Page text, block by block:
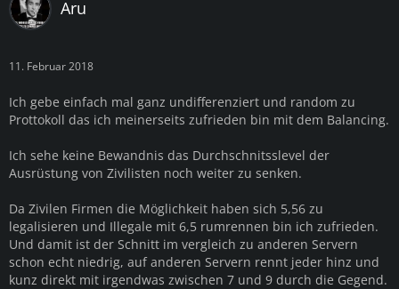
Aru
11. Februar 2018
Ich gebe einfach mal ganz undifferenziert und random zu
Prottokoll das ich meinerseits zufrieden bin mit dem Balancing.
Ich sehe keine Bewandnis das Durchschnitsslevel der
Ausrüstung von Zivilisten noch weiter zu senken.
Da Zivilen Firmen die Möglichkeit haben sich 5,56 zu
legalisieren und Illegale mit 6,5 rumrennen bin ich zufrieden.
Und damit ist der Schnitt im vergleich zu anderen Servern
schon echt niedrig, auf anderen Servern rennt jeder hinz und
kunz direkt mit irgendwas zwischen 7 und 9 durch die Gegend.